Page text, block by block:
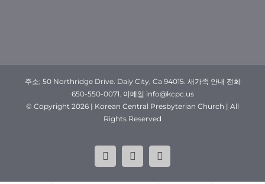
주소; 50 Northridge Drive. Daly City, Ca 94015. 새가족 안내 전화
650-550-0071. 이메일 info@kcpc.us
© Copyright 2026 | Korean Central Presbyterian Church | All
Rights Reserved
YouTubeFacebookInstagram